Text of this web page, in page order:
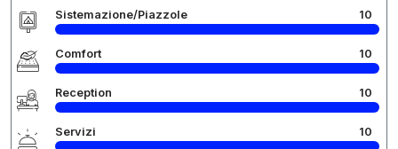
Sistemazione/Piazzole 10
Comfort 10
Reception 10
Servizi 10